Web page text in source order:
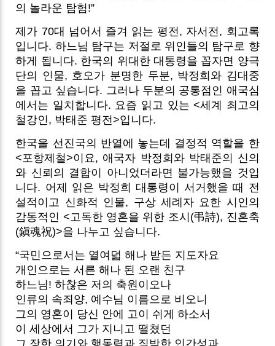
의 놀라운 탐험!”
제가 70대 넘어서 즐겨 읽는 평전, 자서전, 회고록
입니다. 하느님 탐구는 저절로 위인들의 탐구로 향
하게 됩니다. 한국의 위대한 대통령을 꼽자면 양극
단의 인물, 호오가 분명한 두분, 박정희와 김대중
을 꼽고 싶습니다. 그러나 두분의 공통점인 애국심
에서는 일치합니다. 요즘 읽고 있는 <세계 최고의
철강인, 박태준 평전>입니다.
한국을 선진국의 반열에 놓는데 결정적 역할을 한
<포항제철>이요, 애국자 박정희와 박태준의 신의
와 신뢰의 결합이 아니었더라면 불가능했을 것입
니다. 어제 읽은 박정희 대통령이 서거했을 때 전
설적이고 신화적 인물, 구상 세례자 요한 시인의
감동적인 <고독한 영혼을 위한 조시(弔詩), 진혼축
(鎭魂祝)>을 나누고 싶습니다.
“국민으로서는 열여덟 해나 받든 지도자요
개인으로는 서른 해나 된 오랜 친구
하느님! 하찮은 저의 축원이오나
인류의 속죄양, 예수님 이름으로 비오니
그의 영혼이 당신 안에 고이 쉬게 하소서
이 세상에서 그가 지니고 떨쳤던
그 장한 의기와 행동력과 질박한 인간성과